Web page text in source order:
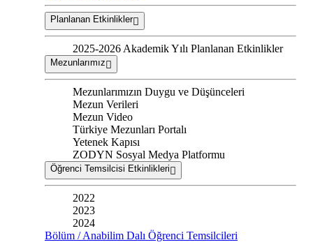
Planlanan Etkinlikler
2025-2026 Akademik Yılı Planlanan Etkinlikler
Mezunlarımız
Mezunlarımızın Duygu ve Düşünceleri
Mezun Verileri
Mezun Video
Türkiye Mezunları Portalı
Yetenek Kapısı
ZODYN Sosyal Medya Platformu
Öğrenci Temsilcisi Etkinlikleri
2022
2023
2024
Bölüm / Anabilim Dalı Öğrenci Temsilcileri